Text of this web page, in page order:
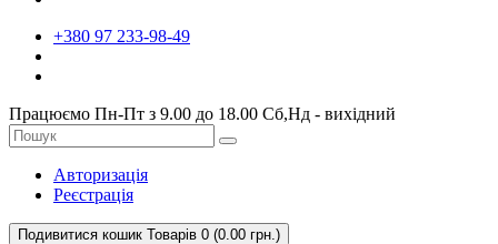
+380 97 233-98-49
Працюємо Пн-Пт з 9.00 до 18.00 Сб,Нд - вихідний
Авторизація
Реєстрація
Подивитися кошик Товарів 0 (0.00 грн.)